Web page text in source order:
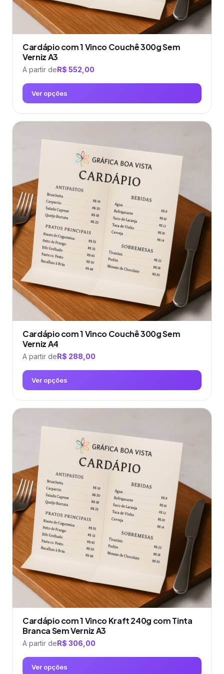
Cardápio com 1 Vinco Couchê 300g Sem
Verniz A3
A partir deR$ 552,00
Ver opções
Este
produto
As
opções
podem
ser
escolhidas
na
página
do
produto
Cardápio com 1 Vinco Couchê 300g Sem
Verniz A4
A partir deR$ 288,00
Ver opções
Este
produto
As
opções
podem
ser
escolhidas
na
página
do
produto
Cardápio com 1 Vinco Kraft 240g com Tinta
Branca Sem Verniz A3
A partir deR$ 306,00
Ver opções